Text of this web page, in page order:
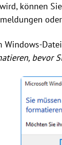
können
bevor